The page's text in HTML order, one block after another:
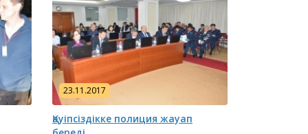
23.11.2017
Қауіпсіздікке полиция жауап